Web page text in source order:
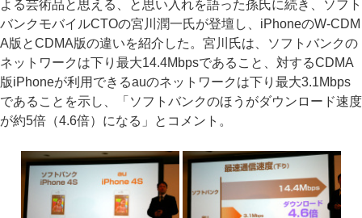
よる芸術品と思える、と思い入れを語った孫氏に続き、ソフト
バンクモバイルCTOの宮川潤一氏が登壇し、iPhoneのW-CDM
A版とCDMA版の違いを紹介した。宮川氏は、ソフトバンクの
ネットワークは下り最大14.4Mbpsであること、対するCDMA
版iPhoneが利用できるauのネットワークは下り最大3.1Mbps
であることを示し、「ソフトバンクのほうがダウンロード速度
が約5倍（4.6倍）になる」とコメント。